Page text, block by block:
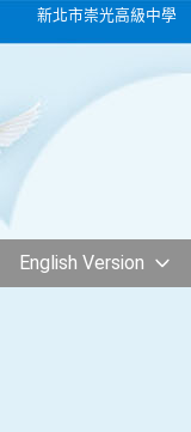
新北市崇光高級中學
English Version